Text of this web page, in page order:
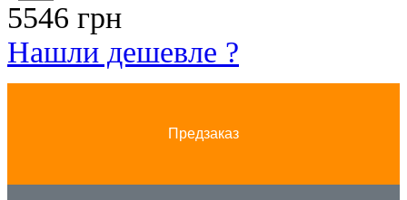
5546 грн
Нашли дешевле ?
Предзаказ